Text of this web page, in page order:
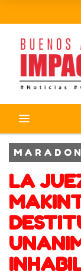
M A R A D O
LA